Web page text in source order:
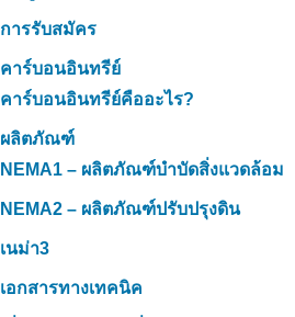
การรับสมัคร
คาร์บอนอินทรีย์
คาร์บอนอินทรีย์คืออะไร?
ผลิตภัณฑ์
NEMA1 – ผลิตภัณฑ์บำบัดสิ่งแวดล้อม
NEMA2 – ผลิตภัณฑ์ปรับปรุงดิน
เนม่า3
เอกสารทางเทคนิค